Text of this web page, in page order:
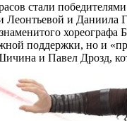
и Даниила
хореографа
поддержки, но и
и Павел Дрозд,